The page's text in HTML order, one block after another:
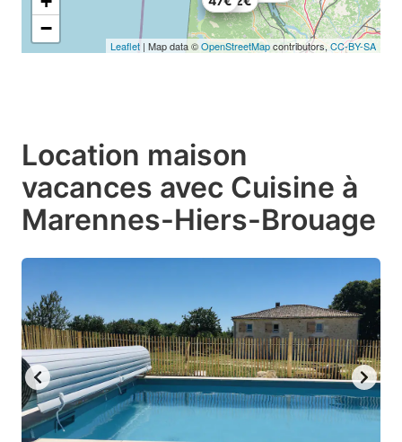
−
Leaflet | Map data ©OpenStreetMapcontributors,CC-BY-SA
Location maison
vacances avec Cuisine à
Marennes-Hiers-Brouage